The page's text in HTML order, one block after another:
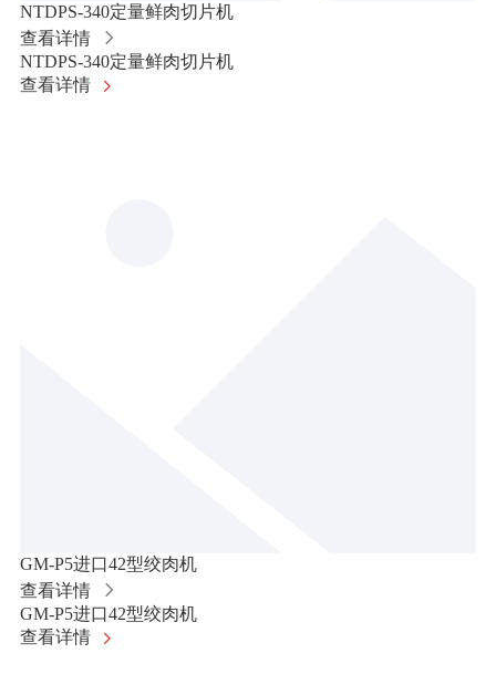
NTDPS-340定量鲜肉切片机
查看详情
NTDPS-340定量鲜肉切片机
查看详情
GM-P5进口42型绞肉机
查看详情
GM-P5进口42型绞肉机
查看详情